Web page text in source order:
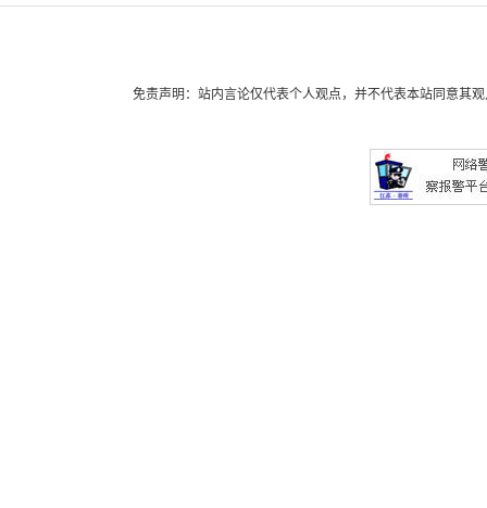
免责声明：站内言论仅代表个人观点，并不代表本站同意其